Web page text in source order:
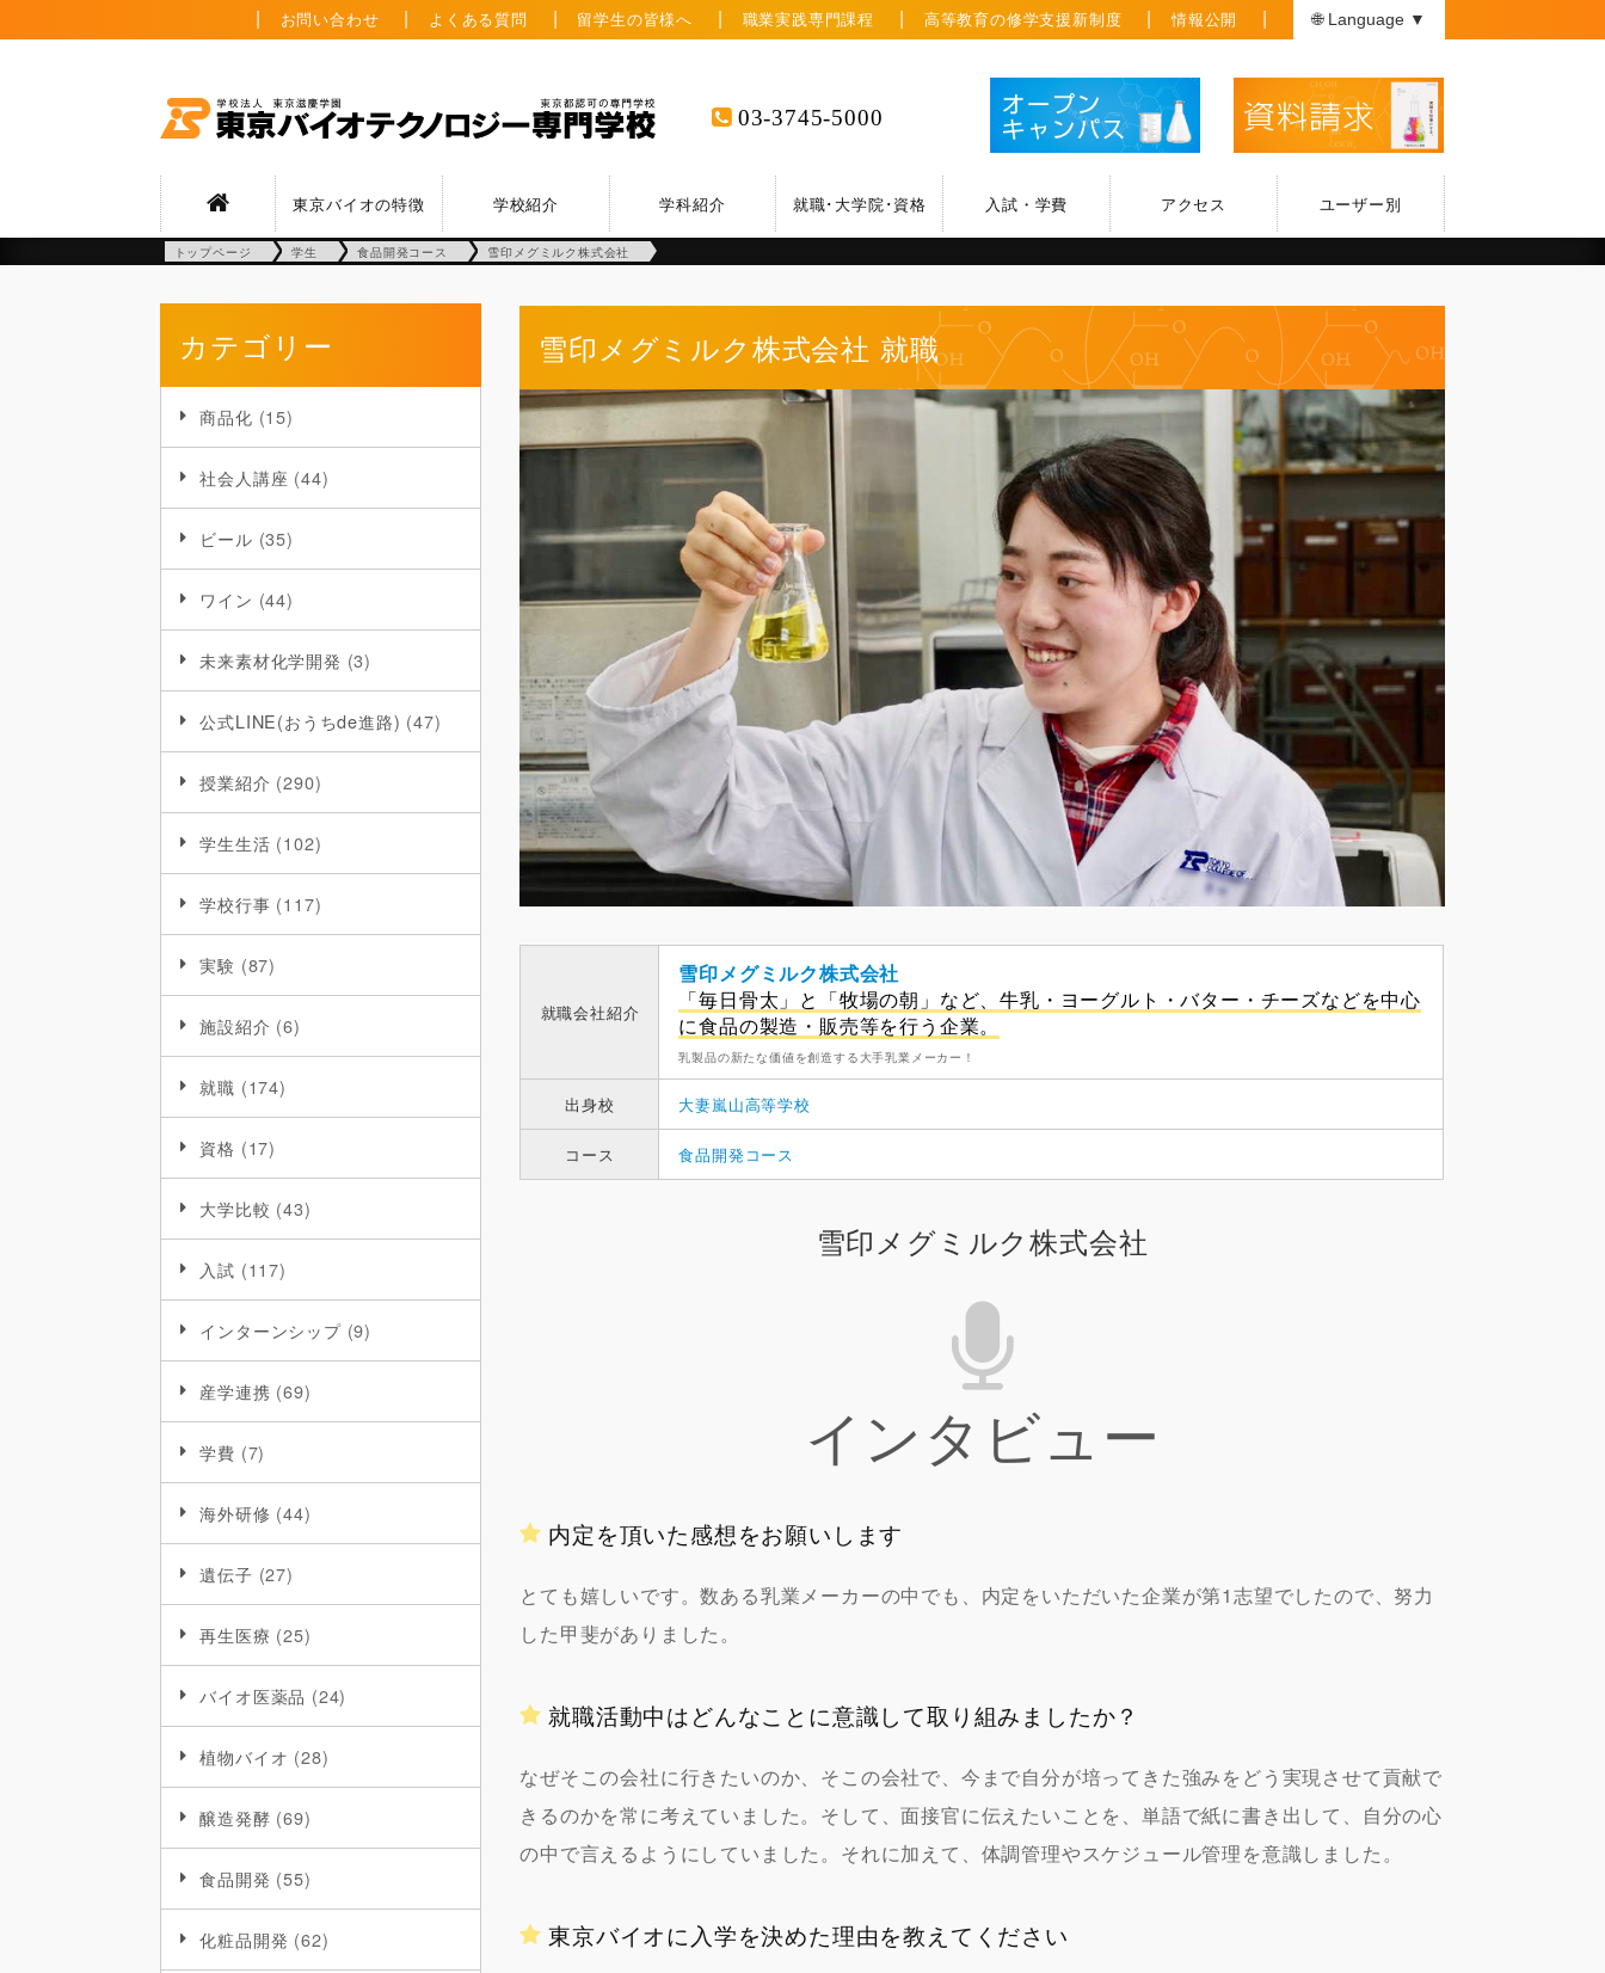
お問い合わせ よくある質問 留学生の皆様へ 職業実践専門課程 高等教育の修学支援新制度 情報公開 🌐 Language ▼
03-3745-5000
東京バイオの特徴 学校紹介 学科紹介 就職･大学院･資格 入試・学費 アクセス ユーザー別
トップページ 学生 食品開発コース 雪印メグミルク株式会社
カテゴリー
商品化 (15)
社会人講座 (44)
ビール (35)
ワイン (44)
未来素材化学開発 (3)
公式LINE(おうちde進路) (47)
授業紹介 (290)
学生生活 (102)
学校行事 (117)
実験 (87)
施設紹介 (6)
就職 (174)
資格 (17)
大学比較 (43)
入試 (117)
インターンシップ(9)
産学連携 (69)
学費 (7)
海外研修 (44)
遺伝子 (27)
再生医療 (25)
バイオ医薬品 (24)
植物バイオ (28)
醸造発酵 (69)
食品開発 (55)
化粧品開発 (62)
雪印メグミルク株式会社 就職
就職会社紹介
雪印メグミルク株式会社
「毎日骨太」と「牧場の朝」など、牛乳・ヨーグルト・バター・チーズなどを中心
に食品の製造・販売等を行う企業。
乳製品の新たな価値を創造する大手乳業メーカー！
出身校 大妻嵐山高等学校
コース 食品開発コース
雪印メグミルク株式会社
インタビュー
内定を頂いた感想をお願いします
とても嬉しいです。数ある乳業メーカーの中でも、内定をいただいた企業が第1志望でしたので、努力
した甲斐がありました。
就職活動中はどんなことに意識して取り組みましたか？
なぜそこの会社に行きたいのか、そこの会社で、今まで自分が培ってきた強みをどう実現させて貢献で
きるのかを常に考えていました。そして、面接官に伝えたいことを、単語で紙に書き出して、自分の心
の中で言えるようにしていました。それに加えて、体調管理やスケジュール管理を意識しました。
東京バイオに入学を決めた理由を教えてください